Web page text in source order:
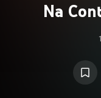
Na